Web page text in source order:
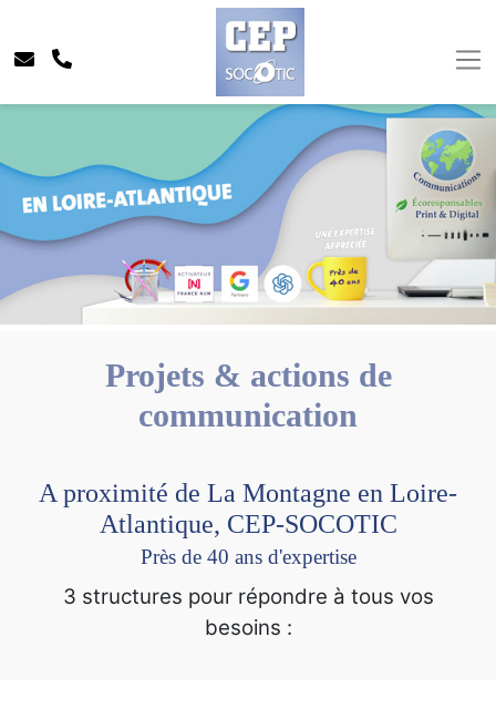
Projets & actions de
communication
A proximité de La Montagne en Loire-
Atlantique, CEP-SOCOTIC
Près de 40 ans d'expertise
3 structures pour répondre à tous vos
besoins :